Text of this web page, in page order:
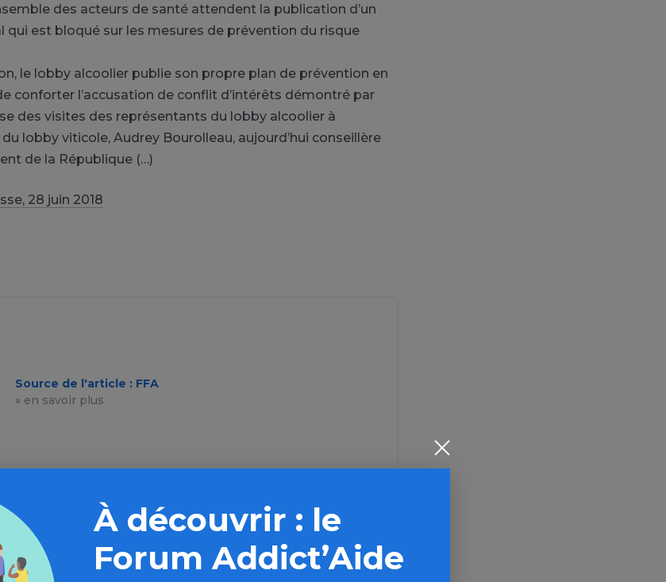
des acteurs de santé attendent la publication d’un
qui est bloqué sur les mesures de prévention du risque
le lobby alcoolier publie son propre plan de prévention en
conforter l’accusation de conflit d’intérêts démontré par
des visites des représentants du lobby alcoolier à
lobby viticole, Audrey Bourolleau, aujourd’hui conseillère
de la République (…)
28 juin 2018
Source de l'article : FFA
» en savoir plus
À découvrir : le
Forum Addict’Aide